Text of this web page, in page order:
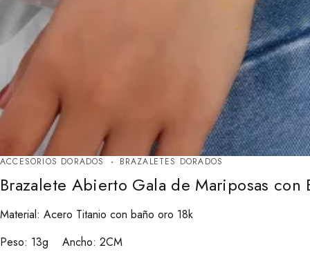
ACCESORIOS DORADOS BRAZALETES DORADOS
Brazalete Abierto Gala de Mariposas con
Material: Acero Titanio con baño oro 18k
Peso: 13g Ancho: 2CM